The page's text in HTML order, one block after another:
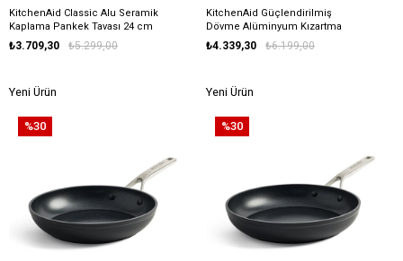
KitchenAid Classic Alu Seramik
Kaplama Pankek Tavası 24 cm
₺3.709,30 ₺5.299,00
Yeni Ürün
KitchenAid Güçlendirilmiş
Dövme Alüminyum Kızartma
Tavası 20 cm
₺4.339,30 ₺6.199,00
Yeni Ürün
%30 %30